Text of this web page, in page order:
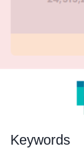
Keywords